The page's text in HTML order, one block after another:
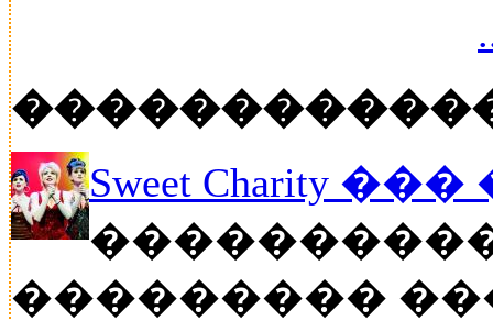
Sweet Charity
���������